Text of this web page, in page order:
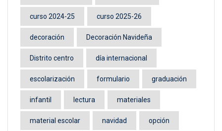
curso 2024-25 curso 2025-26
decoración Decoración Navideña
Distrito centro día internacional
escolarización formulario graduación
infantil lectura materiales
material escolar navidad opción